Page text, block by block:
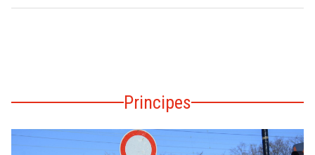
Principes